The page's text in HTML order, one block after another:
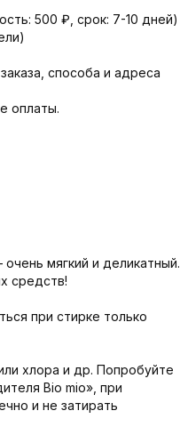
500 ₽, срок: 7-10 дней)
способа и адреса
оплаты.
мягкий и деликатный.
средств!
при стирке только
хлора и др. Попробуйте
Bio mio», при
и не затирать